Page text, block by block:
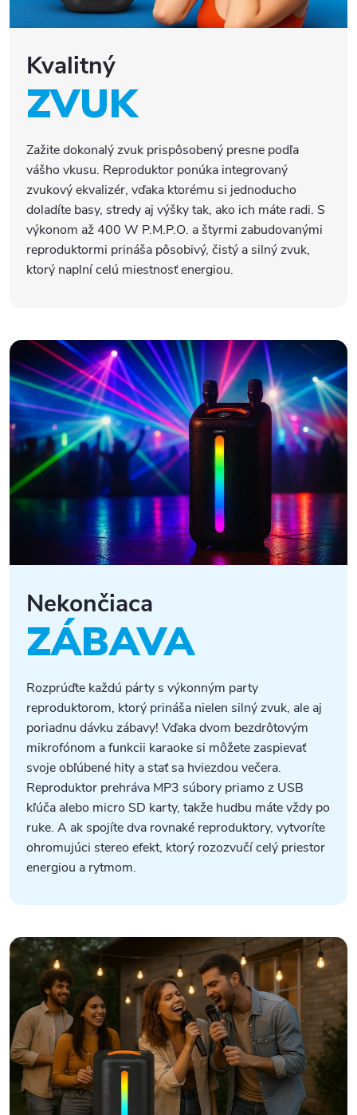
Kvalitný
ZVUK
Zažite dokonalý zvuk prispôsobený presne podľa
vášho vkusu. Reproduktor ponúka integrovaný
zvukový ekvalizér, vďaka ktorému si jednoducho
doladíte basy, stredy aj výšky tak, ako ich máte radi. S
výkonom až 400 W P.M.P.O. a štyrmi zabudovanými
reproduktormi prináša pôsobivý, čistý a silný zvuk,
ktorý naplní celú miestnosť energiou.
Nekončiaca
ZÁBAVA
Rozprúďte každú párty s výkonným party
reproduktorom, ktorý prináša nielen silný zvuk, ale aj
poriadnu dávku zábavy! Vďaka dvom bezdrôtovým
mikrofónom a funkcii karaoke si môžete zaspievať
svoje obľúbené hity a stať sa hviezdou večera.
Reproduktor prehráva MP3 súbory priamo z USB
kľúča alebo micro SD karty, takže hudbu máte vždy po
ruke. A ak spojíte dva rovnaké reproduktory, vytvoríte
ohromujúci stereo efekt, ktorý rozozvučí celý priestor
energiou a rytmom.